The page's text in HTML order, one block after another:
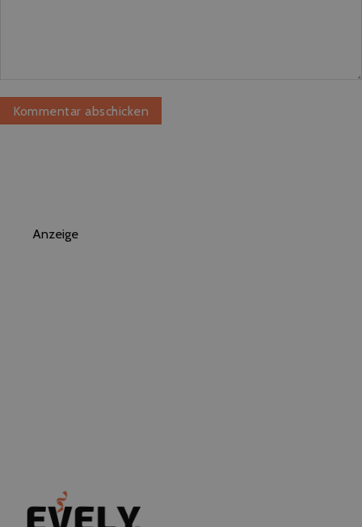
Anzeige